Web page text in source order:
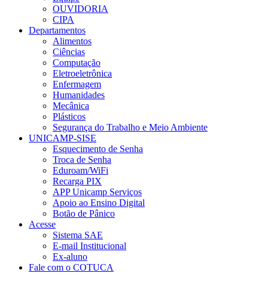
OUVIDORIA
CIPA
Departamentos
Alimentos
Ciências
Computação
Eletroeletrônica
Enfermagem
Humanidades
Mecânica
Plásticos
Segurança do Trabalho e Meio Ambiente
UNICAMP-SISE
Esquecimento de Senha
Troca de Senha
Eduroam/WiFi
Recarga PIX
APP Unicamp Serviços
Apoio ao Ensino Digital
Botão de Pânico
Acesse
Sistema SAE
E-mail Institucional
Ex-aluno
Fale com o COTUCA